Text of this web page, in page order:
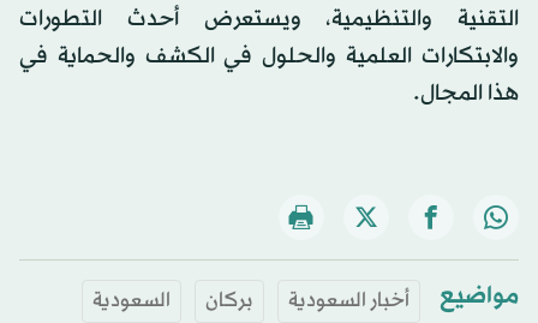
التقنية والتنظيمية، ويستعرض أحدث التطورات
والابتكارات العلمية والحلول في الكشف والحماية في
هذا المجال.
مواضيع أخبار السعودية بركان
السعودية